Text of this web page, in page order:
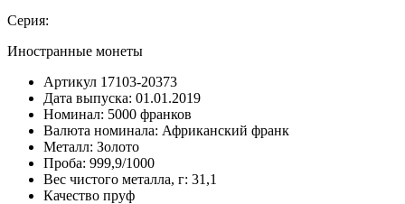
Серия:
Иностранные монеты
Артикул 17103-20373
Дата выпуска: 01.01.2019
Номинал: 5000 франков
Валюта номинала: Африканский франк
Металл: Золото
Проба: 999,9/1000
Вес чистого металла, г: 31,1
Качество пруф